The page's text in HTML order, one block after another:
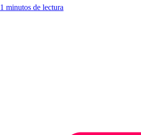
1 minutos de lectura